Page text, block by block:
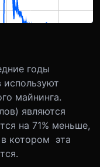
годы
майнинга.
являются
на 71% меньше,
в котором эта